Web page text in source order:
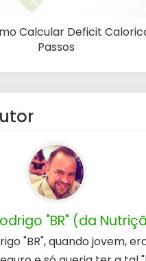
Calcular Deficit
Passos
"BR" (da
"BR", quando jovem,